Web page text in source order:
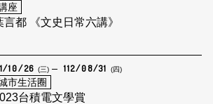
座
言都 《文史日常六講》
10/26 (三) 112/08/31 (四)
市生活圈
台積電文學賞